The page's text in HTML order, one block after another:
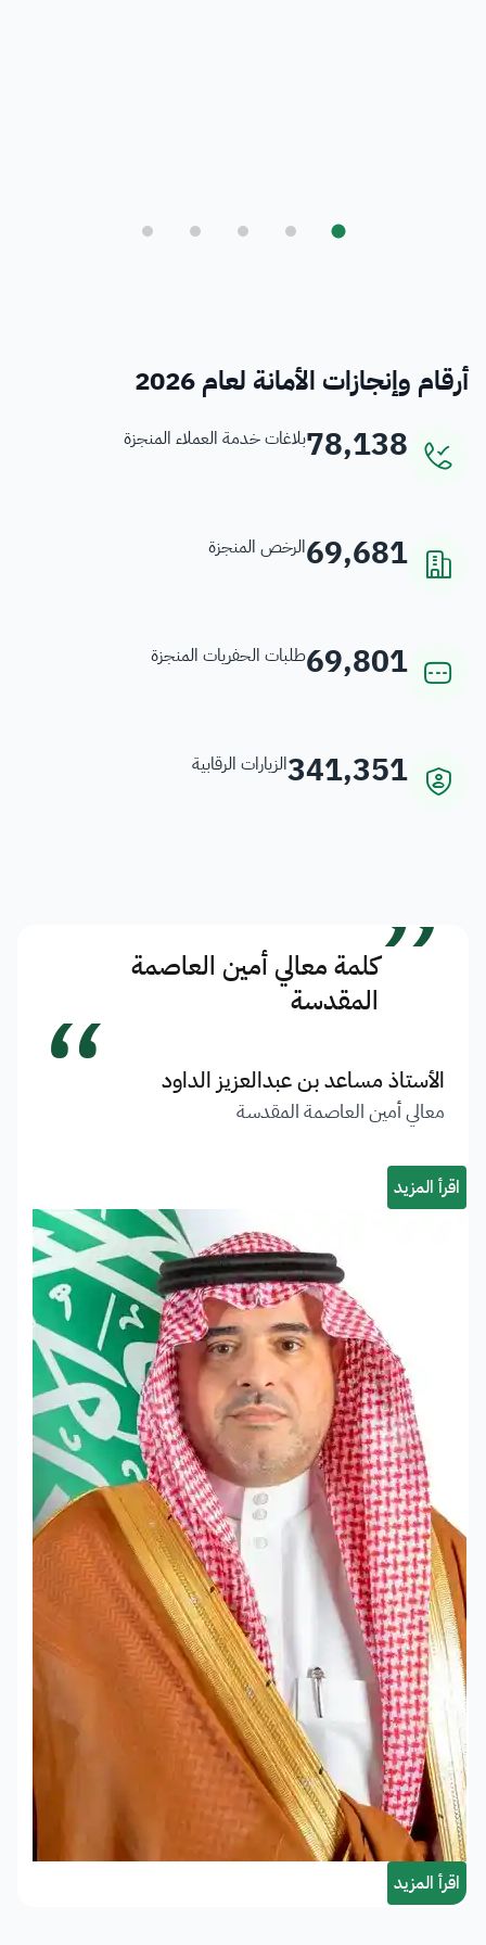
أرقام وإنجازات الأمانة لعام 2026
78,138بلاغات خدمة العملاء المنجزة
69,681الرخص المنجزة
69,801طلبات الحفريات المنجزة
341,351الزيارات الرقابية
”كلمة معالي أمين العاصمة
المقدسة
الأستاذ مساعد بن عبدالعزيز الداود
معالي أمين العاصمة المقدسة “